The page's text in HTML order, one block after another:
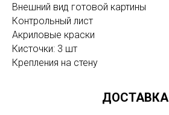
Внешний вид готовой картины
Контрольный лист
Акриловые краски
Кисточки: 3 шт
Крепления на стену
ДОСТАВКА